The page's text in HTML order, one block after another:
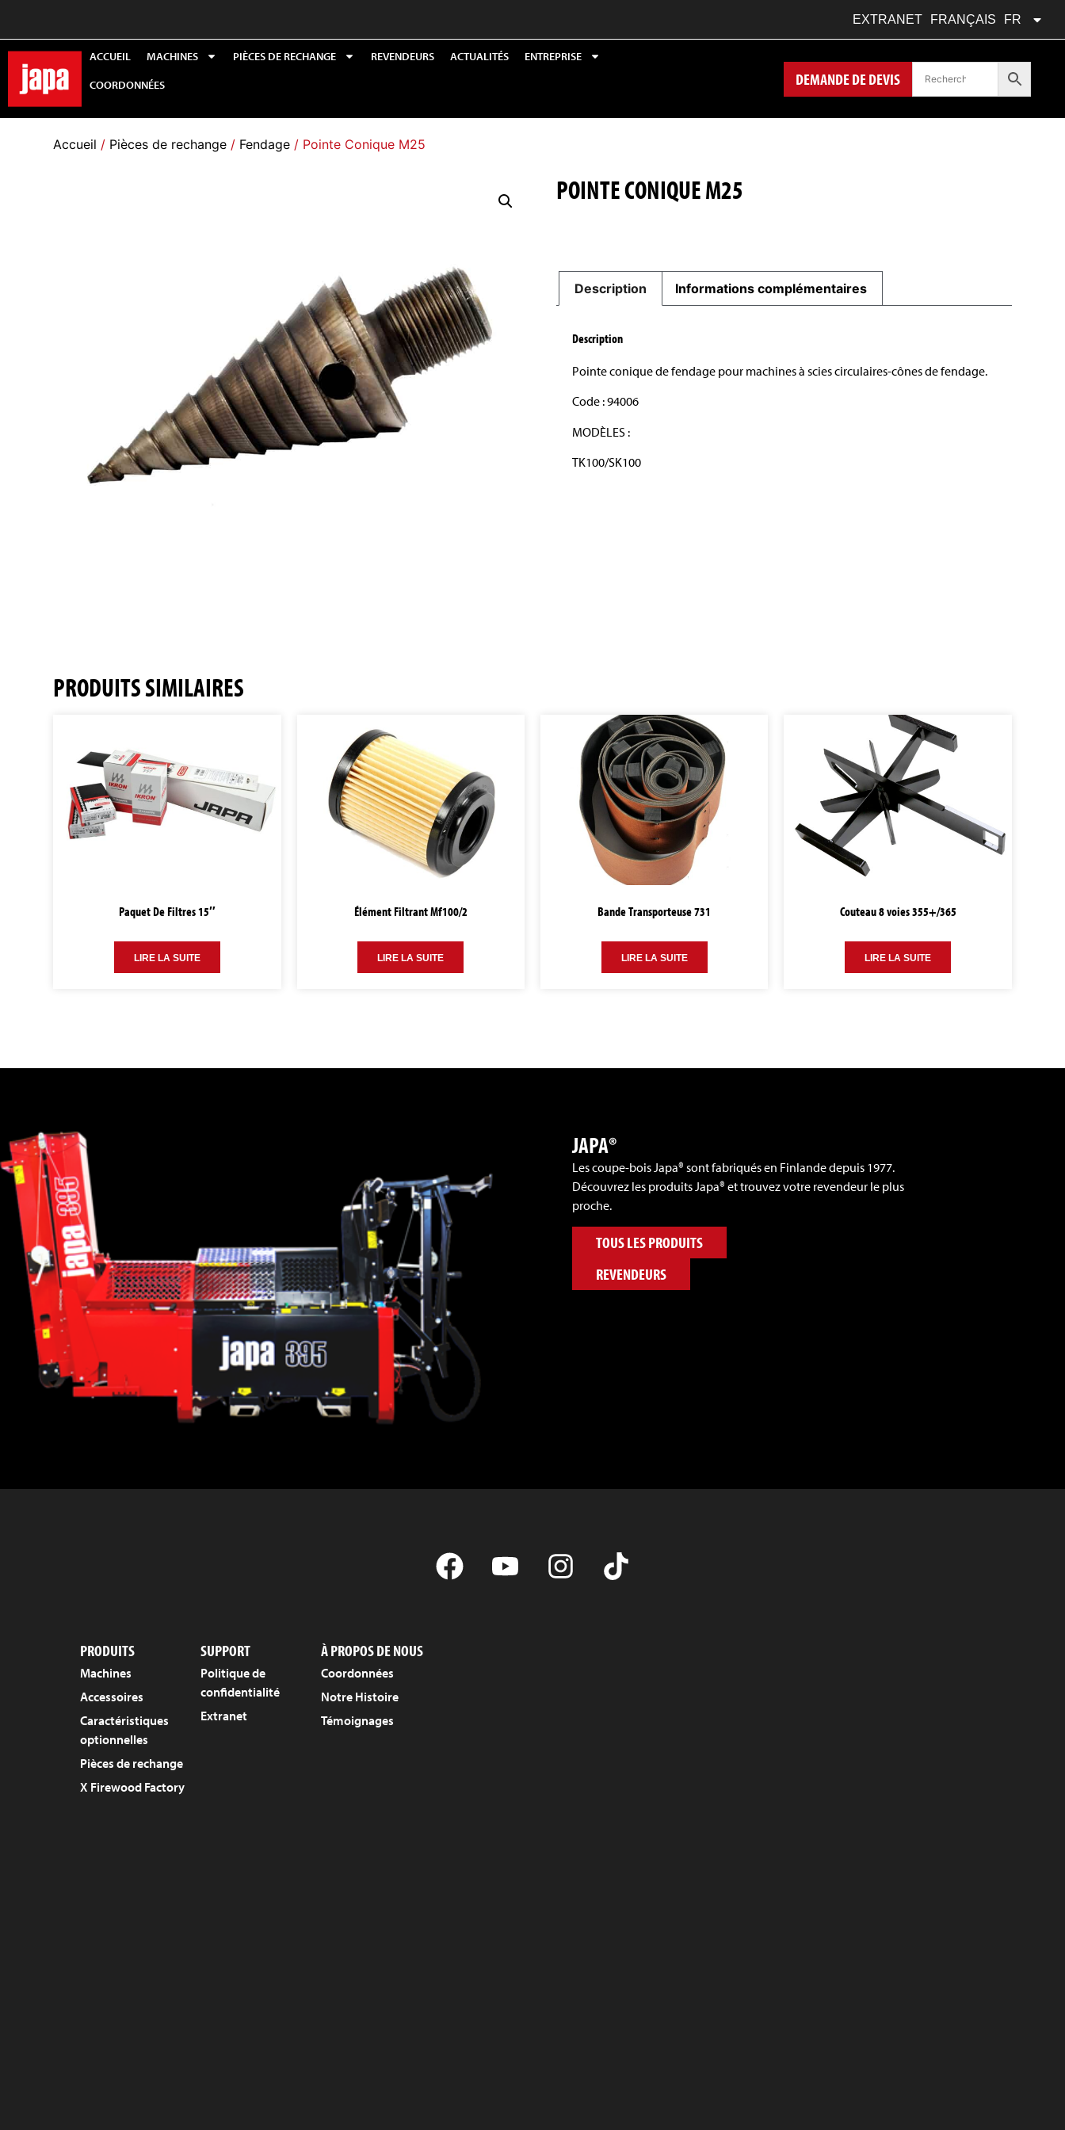
FRANÇAIS FR
POLSKI
PL
EXTRANET
ACCUEIL MACHINES PIÈCES DE RECHANGE REVENDEURS ACTUALITÉS
ENTREPRISE
COORDONNÉES
DEMANDE DE DEVIS
Accueil / Pièces de rechange / Fendage / Pointe Conique M25
POINTE CONIQUE M25
Description Informations complémentaires
Description
Pointe conique de fendage pour machines à scies circulaires-cônes de fendage.
Code : 94006
MODÈLES :
TK100/SK100
PRODUITS SIMILAIRES
Paquet De Filtres 15″
LIRE LA SUITE
Élément Filtrant Mf100/2
LIRE LA SUITE
Bande Transporteuse 731
LIRE LA SUITE
Couteau 8 voies 355+/365
LIRE LA SUITE
JAPA®
Les coupe-bois Japa® sont fabriqués en Finlande depuis 1977.
Découvrez les produits Japa® et trouvez votre revendeur le plus
proche.
TOUS LES PRODUITS
REVENDEURS
PRODUITS
Machines
Accessoires
Caractéristiques
optionnelles
Pièces de rechange
X Firewood Factory
SUPPORT
Politique de
confidentialité
Extranet
À PROPOS DE NOUS
Coordonnées
Notre Histoire
Témoignages